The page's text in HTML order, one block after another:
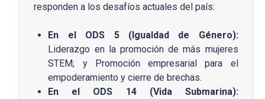
responden a los desafíos actuales del país:
En el ODS 5 (Igualdad de Género):
Liderazgo en la promoción de más mujeres
STEM; y Promoción empresarial para el
empoderamiento y cierre de brechas.
En el ODS 14 (Vida Submarina):